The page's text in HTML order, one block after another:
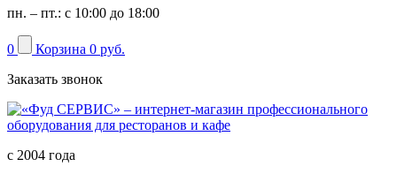
пн. – пт.: с 10:00 до 18:00
0 Корзина 0 руб.
Заказать звонок
с 2004 года